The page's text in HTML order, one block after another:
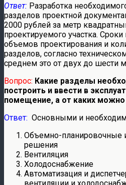
Ответ: Разработка
разделов проектной
2000 рублей за метр
проектируемого участка.
объемов проектирования и
разделов, согласно
среднем это от двух до шести
Вопрос: Какие разделы
построить и ввести в
помещение, а от каких можно
Ответ: Основными и
Объемно-планировочные
решения
Вентиляция
Холодоснабжение
Автоматизация и
вентиляции и